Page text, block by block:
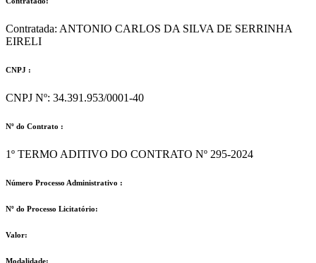
Contratada: ANTONIO CARLOS DA SILVA DE SERRINHA
EIRELI
CNPJ :
CNPJ Nº: 34.391.953/0001-40
Nº do Contrato :
1º TERMO ADITIVO DO CONTRATO Nº 295-2024
Número Processo Administrativo :
Nº do Processo Licitatório:
Valor:
Modalidade: